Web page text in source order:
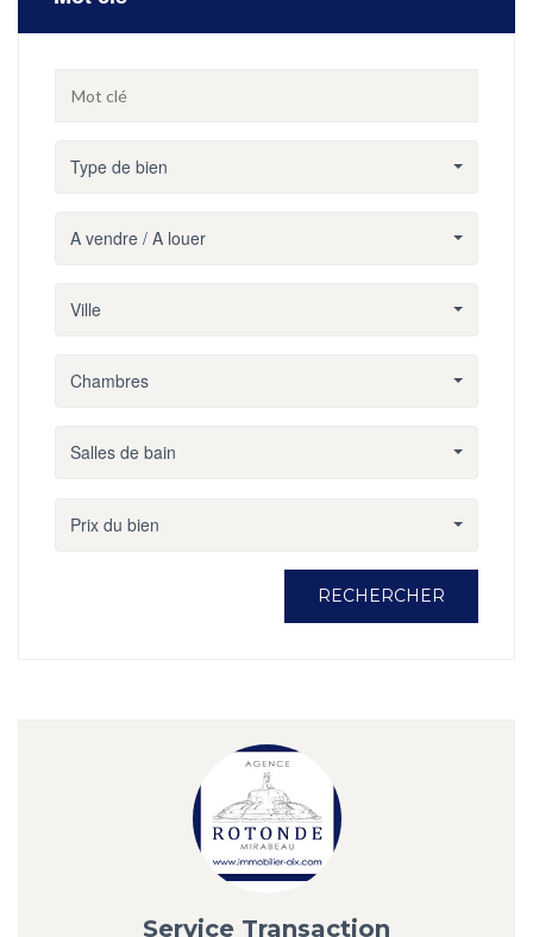
Type de bien
A vendre / A louer
Ville
Chambres
Salles de bain
Prix du bien
RECHERCHER
Service Transaction